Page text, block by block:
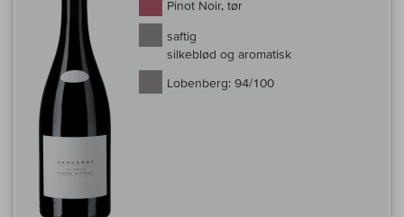
Pinot Noir, tør
saftig
silkeblød og aromatisk
Lobenberg: 94/100